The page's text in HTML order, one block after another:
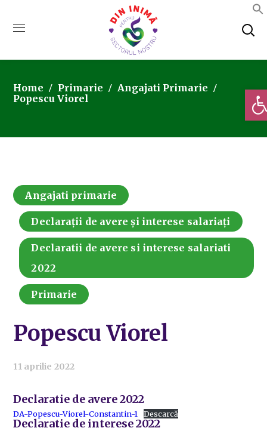
Home Primarie
Angajati Primarie
Popescu Viorel
Angajati primarie
Declarații de avere și interese salariați
Declaratii de avere si interese salariati
2022
Primarie
Popescu Viorel
11 aprilie 2022
Declaratie de avere 2022
DA-Popescu-Viorel-Constantin-1 Descarcă
Declaratie de interese 2022